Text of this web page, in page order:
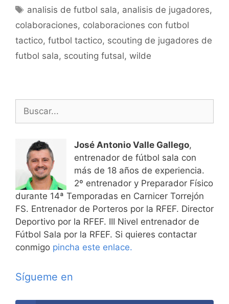
Etiquetas
analisis de futbol sala, analisis de jugadores,
colaboraciones, colaboraciones con futbol
tactico, futbol tactico, scouting de jugadores de
futbol sala, scouting futsal, wilde
José Antonio Valle Gallego,
entrenador de fútbol sala con
más de 18 años de experiencia.
2º entrenador y Preparador Físico
durante 14ª Temporadas en Carnicer Torrejón
FS. Entrenador de Porteros por la RFEF. Director
Deportivo por la RFEF. III Nivel entrenador de
Fútbol Sala por la RFEF. Si quieres contactar
conmigo pincha este enlace.
Sígueme en